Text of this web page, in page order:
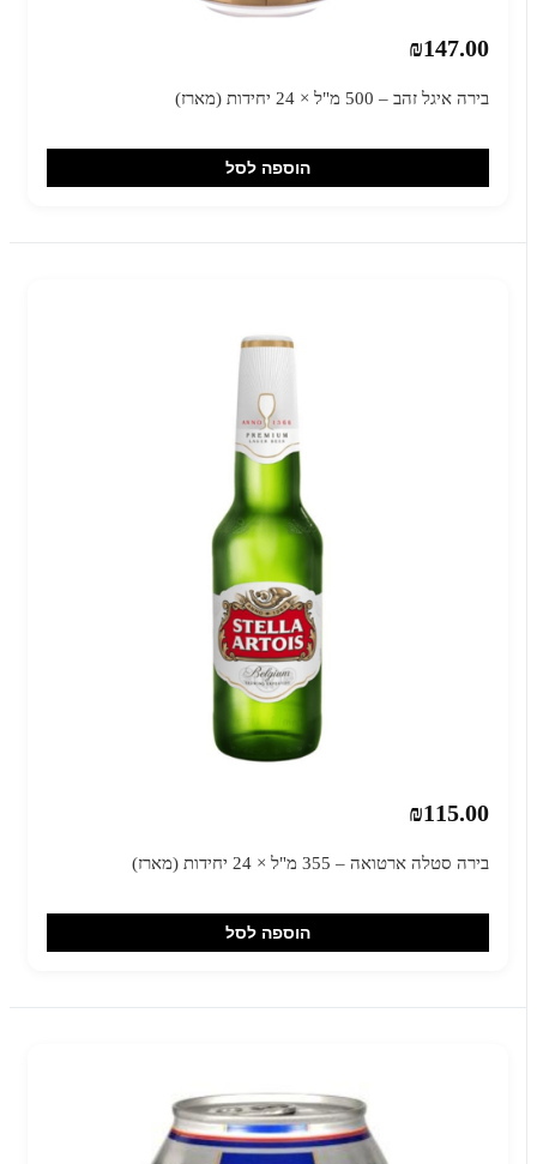
₪147.00
בירה איגל זהב – 500 מ"ל × 24 יחידות (מארז)
הוספה לסל
₪115.00
בירה סטלה ארטואה – 355 מ"ל × 24 יחידות (מארז)
הוספה לסל